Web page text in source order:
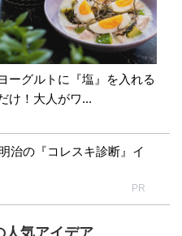
ーグルトに『塩』を入れる
け！大人がワ...
治の『コレスキ診断』イ
PR
人気アイデア